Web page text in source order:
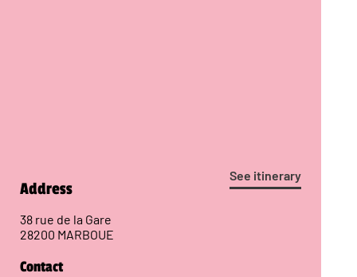
See itinerary
Address
38 rue de la Gare
28200 MARBOUE
Contact